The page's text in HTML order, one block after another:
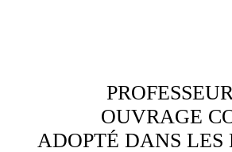
OUVRAGE
ADOPTÉ DANS